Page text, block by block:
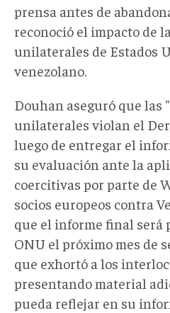
prensa antes de
reconoció el impacto de
unilaterales de Estados
venezolano.
Douhan aseguró que las
unilaterales violan el
luego de entregar el
su evaluación ante la
coercitivas por parte de
socios europeos contra
que el informe final será
ONU el próximo mes de
que exhortó a los
presentando material
pueda reflejar en su